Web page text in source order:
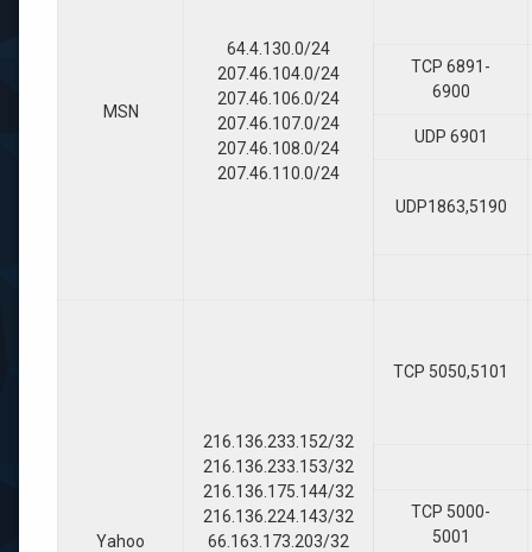
MSN
64.4.130.0/24
207.46.104.0/24
207.46.106.0/24
207.46.107.0/24
207.46.108.0/24
207.46.110.0/24
TCP 6891-
6900
UDP 6901
UDP1863,5190
Yahoo
216.136.233.152/32
216.136.233.153/32
216.136.175.144/32
216.136.224.143/32
66.163.173.203/32
TCP 5050,5101
TCP 5000-
5001